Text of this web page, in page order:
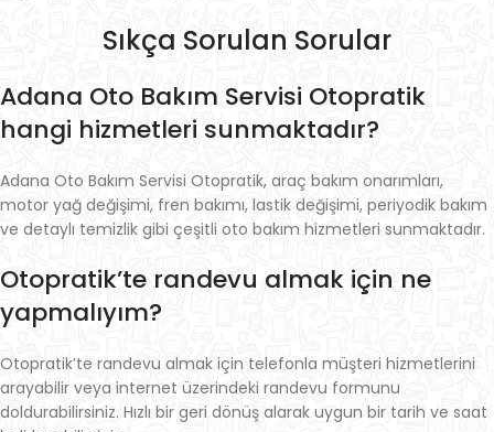
Sıkça Sorulan Sorular
Adana Oto Bakım Servisi Otopratik
hangi hizmetleri sunmaktadır?
Adana Oto Bakım Servisi Otopratik, araç bakım onarımları,
motor yağ değişimi, fren bakımı, lastik değişimi, periyodik bakım
ve detaylı temizlik gibi çeşitli oto bakım hizmetleri sunmaktadır.
Otopratik’te randevu almak için ne
yapmalıyım?
Otopratik’te randevu almak için telefonla müşteri hizmetlerini
arayabilir veya internet üzerindeki randevu formunu
doldurabilirsiniz. Hızlı bir geri dönüş alarak uygun bir tarih ve saat